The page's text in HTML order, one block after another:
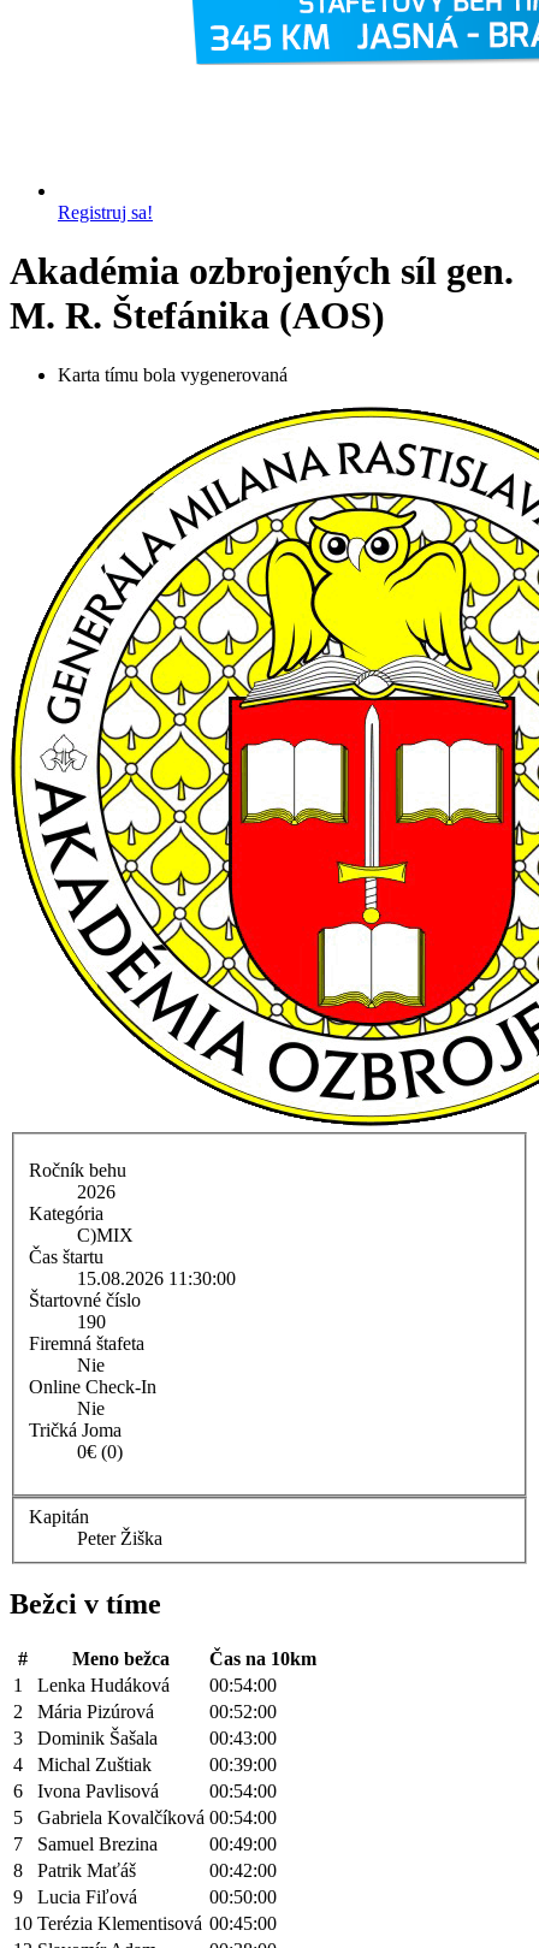
Registruj sa!
Akadémia ozbrojených síl gen.
M. R. Štefánika (AOS)
Karta tímu bola vygenerovaná
Ročník behu
2026
Kategória
C)MIX
Čas štartu
15.08.2026 11:30:00
Štartovné číslo
190
Firemná štafeta
Nie
Online Check-In
Nie
Tričká Joma
0€ (0)
Kapitán
Peter Žiška
Bežci v tíme
# Meno bežca
Čas na 10km
1
Lenka Hudáková
00:54:00
2
Mária Pizúrová
00:52:00
3
Dominik Šašala
00:43:00
4
Michal Zuštiak
00:39:00
6
Ivona Pavlisová
00:54:00
5
Gabriela Kovalčíková 00:54:00
7
Samuel Brezina
00:49:00
8
Patrik Maťáš
00:42:00
9
Lucia Fiľová
00:50:00
10 Terézia Klementisová 00:45:00